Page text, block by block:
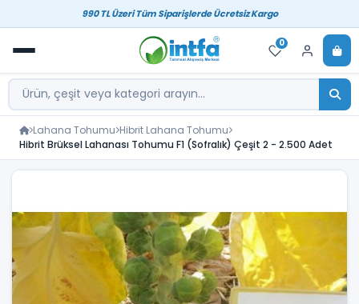
990 TL Üzeri Tüm Siparişlerde Ücretsiz Kargo
0
Lahana Tohumu Hibrit Lahana Tohumu
Hibrit Brüksel Lahanası Tohumu F1 (Sofralık) Çeşit 2 - 2.500 Adet